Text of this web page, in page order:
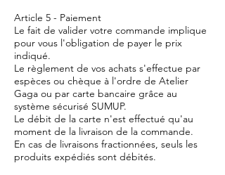
Article 5 - Paiement
Le fait de valider votre commande implique
pour vous l'obligation de payer le prix
indiqué.
Le règlement de vos achats s'effectue par
espèces ou chèque à l'ordre de Atelier
Gaga ou par carte bancaire grâce au
système sécurisé SUMUP.
Le débit de la carte n'est effectué qu'au
moment de la livraison de la commande.
En cas de livraisons fractionnées, seuls les
produits expédiés sont débités.